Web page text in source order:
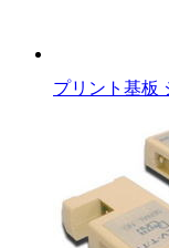
プリント基板